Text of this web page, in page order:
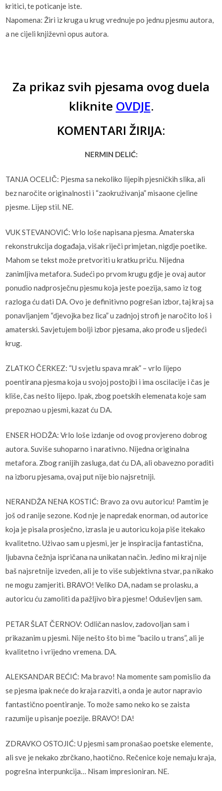
kritici, te poticanje iste.
Napomena: Žiri iz kruga u krug vrednuje po jednu pjesmu autora,
a ne cijeli književni opus autora.
Za prikaz svih pjesama ovog duela
kliknite OVDJE.
KOMENTARI ŽIRIJA:
NERMIN DELIĆ:
TANJA OCELIČ: Pjesma sa nekoliko lijepih pjesničkih slika, ali
bez naročite originalnosti i “zaokruživanja” misaone cjeline
pjesme. Lijep stil. NE.
VUK STEVANOVIĆ: Vrlo loše napisana pjesma. Amaterska
rekonstrukcija događaja, višak riječi primjetan, nigdje poetike.
Mahom se tekst može pretvoriti u kratku priču. Nijedna
zanimljiva metafora. Sudeći po prvom krugu gdje je ovaj autor
ponudio nadprosječnu pjesmu koja jeste poezija, samo iz tog
razloga ću dati DA. Ovo je definitivno pogrešan izbor, taj kraj sa
ponavljanjem “djevojka bez lica” u zadnjoj strofi je naročito loš i
amaterski. Savjetujem bolji izbor pjesama, ako prođe u sljedeći
krug.
ZLATKO ČERKEZ: “U svjetlu spava mrak” – vrlo lijepo
poentirana pjesma koja u svojoj postojbi i ima oscilacije i čas je
kliše, čas nešto lijepo. Ipak, zbog poetskih elemenata koje sam
prepoznao u pjesmi, kazat ću DA.
ENSER HODŽA: Vrlo loše izdanje od ovog provjereno dobrog
autora. Suviše suhoparno i narativno. Nijedna originalna
metafora. Zbog ranijih zasluga, dat ću DA, ali obavezno poraditi
na izboru pjesama, ovaj put nije bio najsretniji.
NERANDŽA NENA KOSTIĆ: Bravo za ovu autoricu! Pamtim je
još od ranije sezone. Kod nje je napredak enorman, od autorice
koja je pisala prosječno, izrasla je u autoricu koja piše itekako
kvalitetno. Uživao sam u pjesmi, jer je inspiracija fantastična,
ljubavna čežnja ispričana na unikatan način. Jedino mi kraj nije
baš najsretnije izveden, ali je to više subjektivna stvar, pa nikako
ne mogu zamjeriti. BRAVO! Veliko DA, nadam se prolasku, a
autoricu ću zamoliti da pažljivo bira pjesme! Oduševljen sam.
PETAR ŠLAT ČERNOV: Odličan naslov, zadovoljan sam i
prikazanim u pjesmi. Nije nešto što bi me “bacilo u trans”, ali je
kvalitetno i vrijedno vremena. DA.
ALEKSANDAR BEĆIĆ: Ma bravo! Na momente sam pomislio da
se pjesma ipak neće do kraja razviti, a onda je autor napravio
fantastično poentiranje. To može samo neko ko se zaista
razumije u pisanje poezije. BRAVO! DA!
ZDRAVKO OSTOJIĆ: U pjesmi sam pronašao poetske elemente,
ali sve je nekako zbrčkano, haotično. Rečenice koje nemaju kraja,
pogrešna interpunkcija… Nisam impresioniran. NE.